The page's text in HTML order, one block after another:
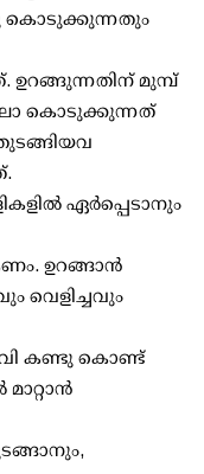
കൊടുക്കുന്നതും
ഉറങ്ങുന്നതിന് മുമ്പ്
കൊടുക്കുന്നത്
ഏർപ്പെടാനും
ഉറങ്ങാൻ
വെളിച്ചവും
വി കണ്ടു കൊണ്ട്